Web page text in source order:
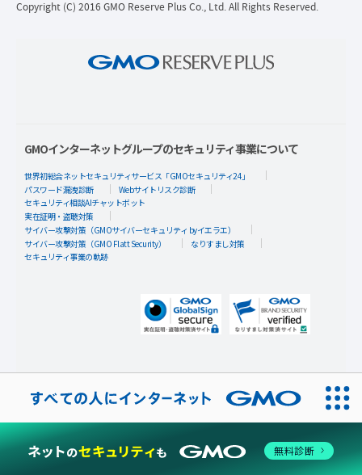
Copyright (C) 2016 GMO Reserve Plus Co., Ltd. All Rights Reserved.
GMOインターネットグループのセキュリティ事業について
世界初総合ネットセキュリティサービス「GMOセキュリティ24」
パスワード漏洩診断
Webサイトリスク診断
セキュリティ相談AIチャットボット
実在証明・盗聴対策
サイバー攻撃対策（GMOサイバーセキュリティ byイエラエ）
サイバー攻撃対策（GMO Flatt Security）
なりすまし対策
セキュリティ事業の軌跡
無料診断